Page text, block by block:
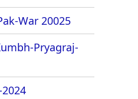
War 20025
Pryagraj-